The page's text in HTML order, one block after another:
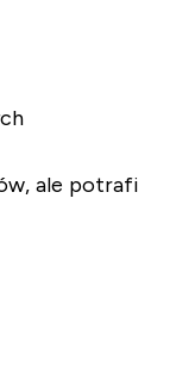
ale potrafi